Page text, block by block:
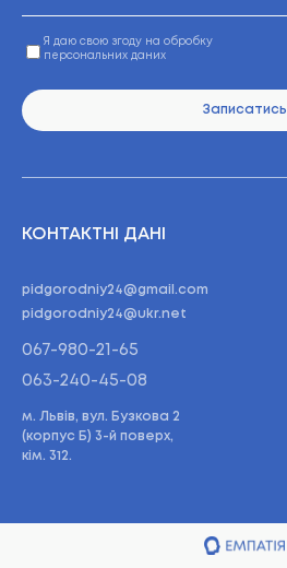
Я даю свою згоду на обробку
персональних даних
Записатись
КОНТАКТНІ ДАНІ
pidgorodniy24@gmail.com
pidgorodniy24@ukr.net
067-980-21-65
063-240-45-08
м. Львів, вул. Бузкова 2
(корпус Б) 3-й поверх,
кім. 312.